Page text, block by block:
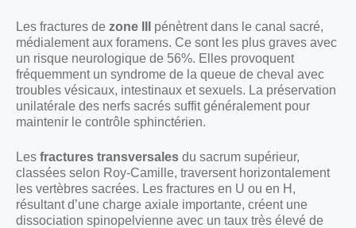
Les fractures de zone III
pénètrent dans le canal sacré,
médialement aux foramens. Ce sont les plus graves avec
un risque neurologique de 56%. Elles provoquent
fréquemment un syndrome de la queue de cheval avec
troubles vésicaux, intestinaux et sexuels. La préservation
unilatérale des nerfs sacrés suffit généralement pour
maintenir le contrôle sphinctérien.
Les fractures transversales du sacrum supérieur,
classées selon Roy-Camille, traversent horizontalement
les vertèbres sacrées. Les fractures en U ou en H,
résultant d’une charge axiale importante, créent une
dissociation spinopelvienne avec un taux très élevé de